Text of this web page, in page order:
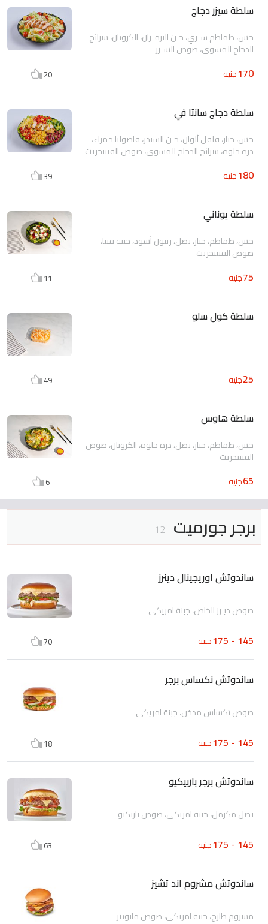
سلطة سيزر دجاج
خس، طماطم شيري، جبن البرميزان، الكروتان، شرائح
الدجاج المشوي، صوص السيزر
170جنيه 20
سلطة دجاج سانتا في
خس، خيار، فلفل ألوان، جبن الشيدر، فاصوليا حمراء،
ذرة حلوة، شرائح الدجاج المشوي، صوص الفينيجريت
180جنيه 39
سلطة يوناني
خس، طماطم، خيار، بصل، زيتون أسود، جبنة فيتا،
صوص الفينيجريت
75جنيه 11
سلطة كول سلو
25جنيه 49
سلطة هاوس
خس، طماطم، خيار، بصل، ذرة حلوة، الكروتان، صوص
الفينيجريت
65جنيه 6
برجر جورميت 12
ساندوتش اوريجينال دينرز
صوص دينرز الخاص، جبنة امريكي
145 - 175 جنيه 70
ساندوتش نكساس برجر
صوص تكساس مدخن، جبنة امريكي
145 - 175 جنيه 18
ساندوتش برجر باربيكيو
بصل مكرمل، جبنة امريكي، صوص باربكيو
145 - 175 جنيه 63
ساندوتش مشروم اند تشيز
مشروم طازج، جبنة امريكي، صوص مايونيز